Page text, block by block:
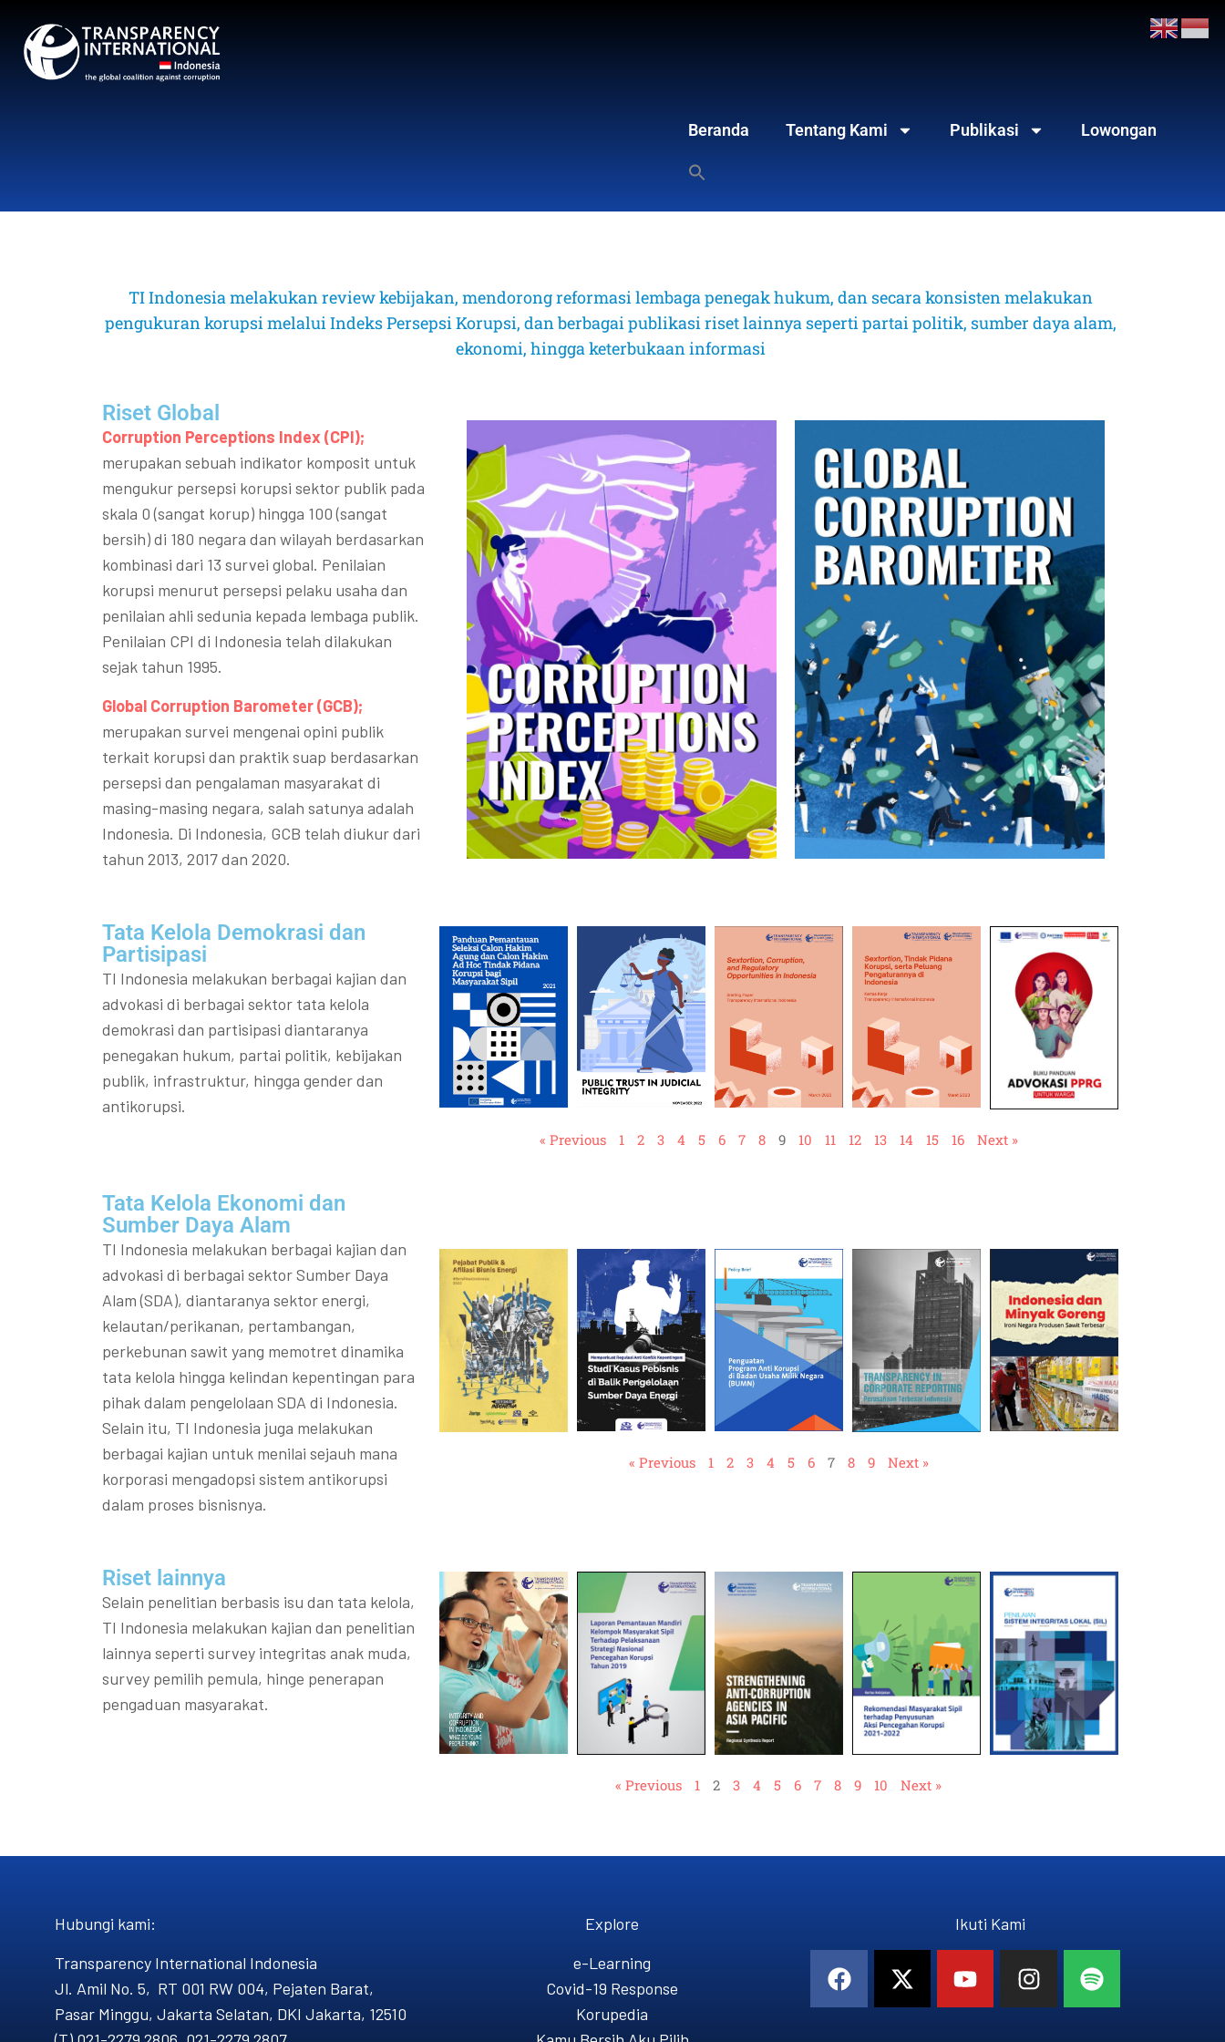
Beranda Tentang Kami Publikasi Lowongan
TI Indonesia melakukan review kebijakan, mendorong reformasi lembaga penegak hukum, dan secara konsisten melakukan
pengukuran korupsi melalui Indeks Persepsi Korupsi, dan berbagai publikasi riset lainnya seperti partai politik, sumber daya alam,
ekonomi, hingga keterbukaan informasi
Riset Global​
Corruption Perceptions Index (CPI);
merupakan sebuah indikator komposit untuk
mengukur persepsi korupsi sektor publik pada
skala 0 (sangat korup) hingga 100 (sangat
bersih) di 180 negara dan wilayah berdasarkan
kombinasi dari 13 survei global. Penilaian
korupsi menurut persepsi pelaku usaha dan
penilaian ahli sedunia kepada lembaga publik.
Penilaian CPI di Indonesia telah dilakukan
sejak tahun 1995.
Global Corruption Barometer (GCB);
merupakan survei mengenai opini publik
terkait korupsi dan praktik suap berdasarkan
persepsi dan pengalaman masyarakat di
masing-masing negara, salah satunya adalah
Indonesia. Di Indonesia, GCB telah diukur dari
tahun 2013, 2017 dan 2020.
Tata Kelola Demokrasi dan
Partisipasi​
TI Indonesia melakukan berbagai kajian dan
advokasi di berbagai sektor tata kelola
demokrasi dan partisipasi diantaranya
penegakan hukum, partai politik, kebijakan
publik, infrastruktur, hingga gender dan
antikorupsi.
« Previous 1 2 3 4 5 6 7 8 9 10 11 12 13 14 15 16 Next »
Tata Kelola Ekonomi dan
Sumber Daya Alam
TI Indonesia melakukan berbagai kajian dan
advokasi di berbagai sektor Sumber Daya
Alam (SDA), diantaranya sektor energi,
kelautan/perikanan, pertambangan,
perkebunan sawit yang memotret dinamika
tata kelola hingga kelindan kepentingan para
pihak dalam pengelolaan SDA di Indonesia.
Selain itu, TI Indonesia juga melakukan
berbagai kajian untuk menilai sejauh mana
korporasi mengadopsi sistem antikorupsi
dalam proses bisnisnya.
« Previous 1 2 3 4 5 6 7 8 9 Next »
Riset lainnya​​
Selain penelitian berbasis isu dan tata kelola,
TI Indonesia melakukan kajian dan penelitian
lainnya seperti survey integritas anak muda,
survey pemilih pemula, hinge penerapan
pengaduan masyarakat.
« Previous 1 2 3 4 5 6 7 8 9 10 Next »
Hubungi kami​:
Transparency International Indonesia
Jl. Amil No. 5, RT 001 RW 004, Pejaten Barat,
Pasar Minggu, Jakarta Selatan, DKI Jakarta, 12510
Explore
e-Learning
Covid-19 Response
Korupedia
Ikuti Kami